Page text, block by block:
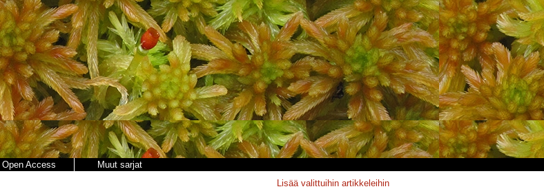
Open Access Muut sarjat
Lisää valittuihin artikkeleihin